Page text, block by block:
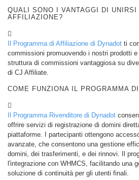
Guida
all'Investimento
Affiliato
Programma
Generale
di
Rivendita
Supporto
Centro
di
assistenza
File
di
QUALI SONO I VANTAGGI DI UNIRSI
AFFILIAZIONE?
Il Programma di Affiliazione di Dynadot ti
commissioni promuovendo i nostri prodotti
struttura di commissioni vantaggiosa su
di CJ Affiliate.
COME FUNZIONA IL PROGRAMMA
Il Programma Rivenditore di Dynadot
offrire servizi di registrazione di domini
piattaforme. I partecipanti ottengono
avanzate, che consentono una gestione
domini, dei trasferimenti, e dei rinnovi. Il
l'integrazione con WHMCS, facilitando una
soluzione di continuità per gli utenti finali.